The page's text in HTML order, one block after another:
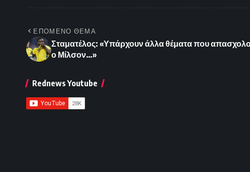
ΕΠΟΜΕΝΟ ΘΕΜΑ
Σταματέλος: «Υπάρχουν άλλα θέματα που
ο Μίλσον…»
Rednews Youtube